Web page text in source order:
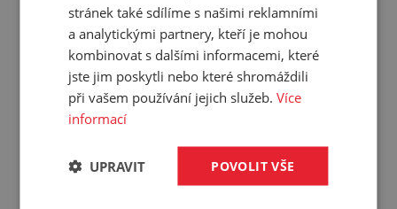
Přehled vlastností
Rozměr koncovky:
56
Vnější závit:
PG 48
Délka závitu:
14 mm
stránek také sdílíme s našimi reklamními
a analytickými partnery, kteří je mohou
kombinovat s dalšími informacemi, které
jste jim poskytli nebo které shromáždili
při vašem používání jejich služeb.Více
informací
POVOLIT VŠE
UPRAVIT